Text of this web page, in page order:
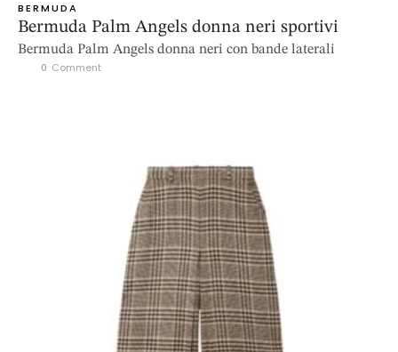
BERMUDA
Bermuda Palm Angels donna neri sportivi
Bermuda Palm Angels donna neri con bande laterali
0 Comment